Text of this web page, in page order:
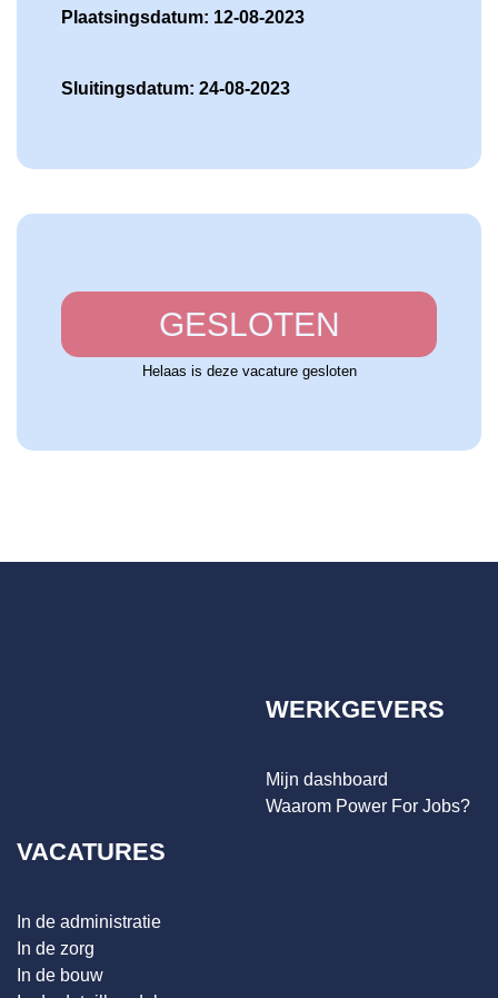
Plaatsingsdatum: 12-08-2023
Sluitingsdatum: 24-08-2023
GESLOTEN
Helaas is deze vacature gesloten
WERKGEVERS
Mijn dashboard
Waarom Power For Jobs?
VACATURES
In de administratie
In de zorg
In de bouw